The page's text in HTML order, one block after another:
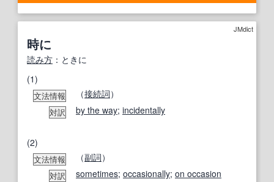
JMdict
時に
読み方 ：ときに
(1)
文法情報 （接続詞）
対訳 by the way; incidentally
(2)
文法情報 （副詞）
対訳 sometimes; occasionally; on occasion